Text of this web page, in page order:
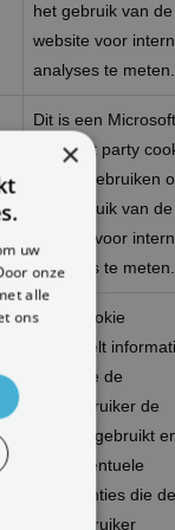
het gebruik van de
website voor
analyses te meten.
Dit is een Microsoft
MSN 1st party
die we gebruiken
het gebruik van de
website voor
analyses te meten.
Deze cookie
verzamelt
over hoe de
eindgebruiker de
website gebruikt
over eventuele
advertenties die de
eindgebruiker
×
uw
onze
alle
ons